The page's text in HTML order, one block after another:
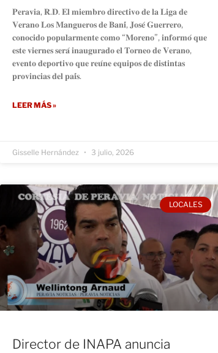
𝐏𝐞𝐫𝐚𝐯𝐢𝐚, 𝐑.𝐃. 𝐄𝐥 𝐦𝐢𝐞𝐦𝐛𝐫𝐨 𝐝𝐢𝐫𝐞𝐜𝐭𝐢𝐯𝐨 𝐝𝐞 𝐥𝐚 𝐋𝐢𝐠𝐚 𝐝𝐞
𝐕𝐞𝐫𝐚𝐧𝐨 𝐋𝐨𝐬 𝐌𝐚𝐧𝐠𝐮𝐞𝐫𝐨𝐬 𝐝𝐞 𝐁𝐚𝐧𝐢́, 𝐉𝐨𝐬𝐞́ 𝐆𝐮𝐞𝐫𝐫𝐞𝐫𝐨,
𝐜𝐨𝐧𝐨𝐜𝐢𝐝𝐨 𝐩𝐨𝐩𝐮𝐥𝐚𝐫𝐦𝐞𝐧𝐭𝐞 𝐜𝐨𝐦𝐨 “𝐌𝐨𝐫𝐞𝐧𝐨”, 𝐢𝐧𝐟𝐨𝐫𝐦𝐨́ 𝐪𝐮𝐞
𝐞𝐬𝐭𝐞 𝐯𝐢𝐞𝐫𝐧𝐞𝐬 𝐬𝐞𝐫𝐚́ 𝐢𝐧𝐚𝐮𝐠𝐮𝐫𝐚𝐝𝐨 𝐞𝐥 𝐓𝐨𝐫𝐧𝐞𝐨 𝐝𝐞 𝐕𝐞𝐫𝐚𝐧𝐨,
𝐞𝐯𝐞𝐧𝐭𝐨 𝐝𝐞𝐩𝐨𝐫𝐭𝐢𝐯𝐨 𝐪𝐮𝐞 𝐫𝐞𝐮́𝐧𝐞 𝐞𝐪𝐮𝐢𝐩𝐨𝐬 𝐝𝐞 𝐝𝐢𝐬𝐭𝐢𝐧𝐭𝐚𝐬
𝐩𝐫𝐨𝐯𝐢𝐧𝐜𝐢𝐚𝐬 𝐝𝐞𝐥 𝐩𝐚𝐢́𝐬.
LEER MÁS »
Gisselle Hernández 3 julio, 2026
LOCALES
Director de INAPA anuncia